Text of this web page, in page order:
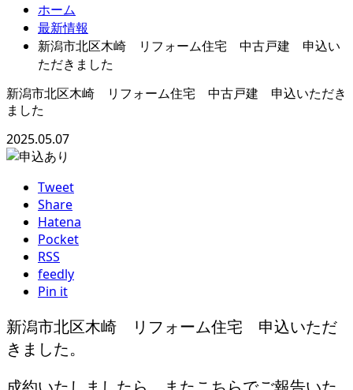
ホーム
最新情報
新潟市北区木崎 リフォーム住宅 中古戸建 申込い
ただきました
新潟市北区木崎 リフォーム住宅 中古戸建 申込いただき
ました
2025.05.07
Tweet
Share
Hatena
Pocket
RSS
feedly
Pin it
新潟市北区木崎 リフォーム住宅 申込いただ
きました。